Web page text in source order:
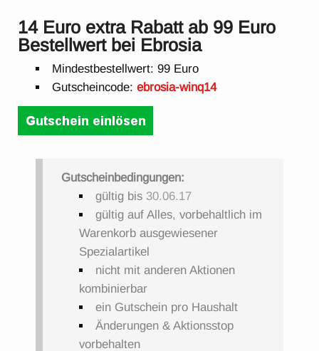
14 Euro extra Rabatt ab 99 Euro
Bestellwert bei Ebrosia
Mindestbestellwert: 99 Euro
Gutscheincode:ebrosia-winq14
Gutscheinbedingungen:
gültig bis 30.06.17
gültig auf Alles, vorbehaltlich im
Warenkorb ausgewiesener
Spezialartikel
nicht mit anderen Aktionen
kombinierbar
ein Gutschein pro Haushalt
Änderungen & Aktionsstop
vorbehalten